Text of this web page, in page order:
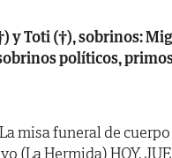
y Toti (†), sobrinos:
políticos,
misa funeral de
(La Hermida) HOY,